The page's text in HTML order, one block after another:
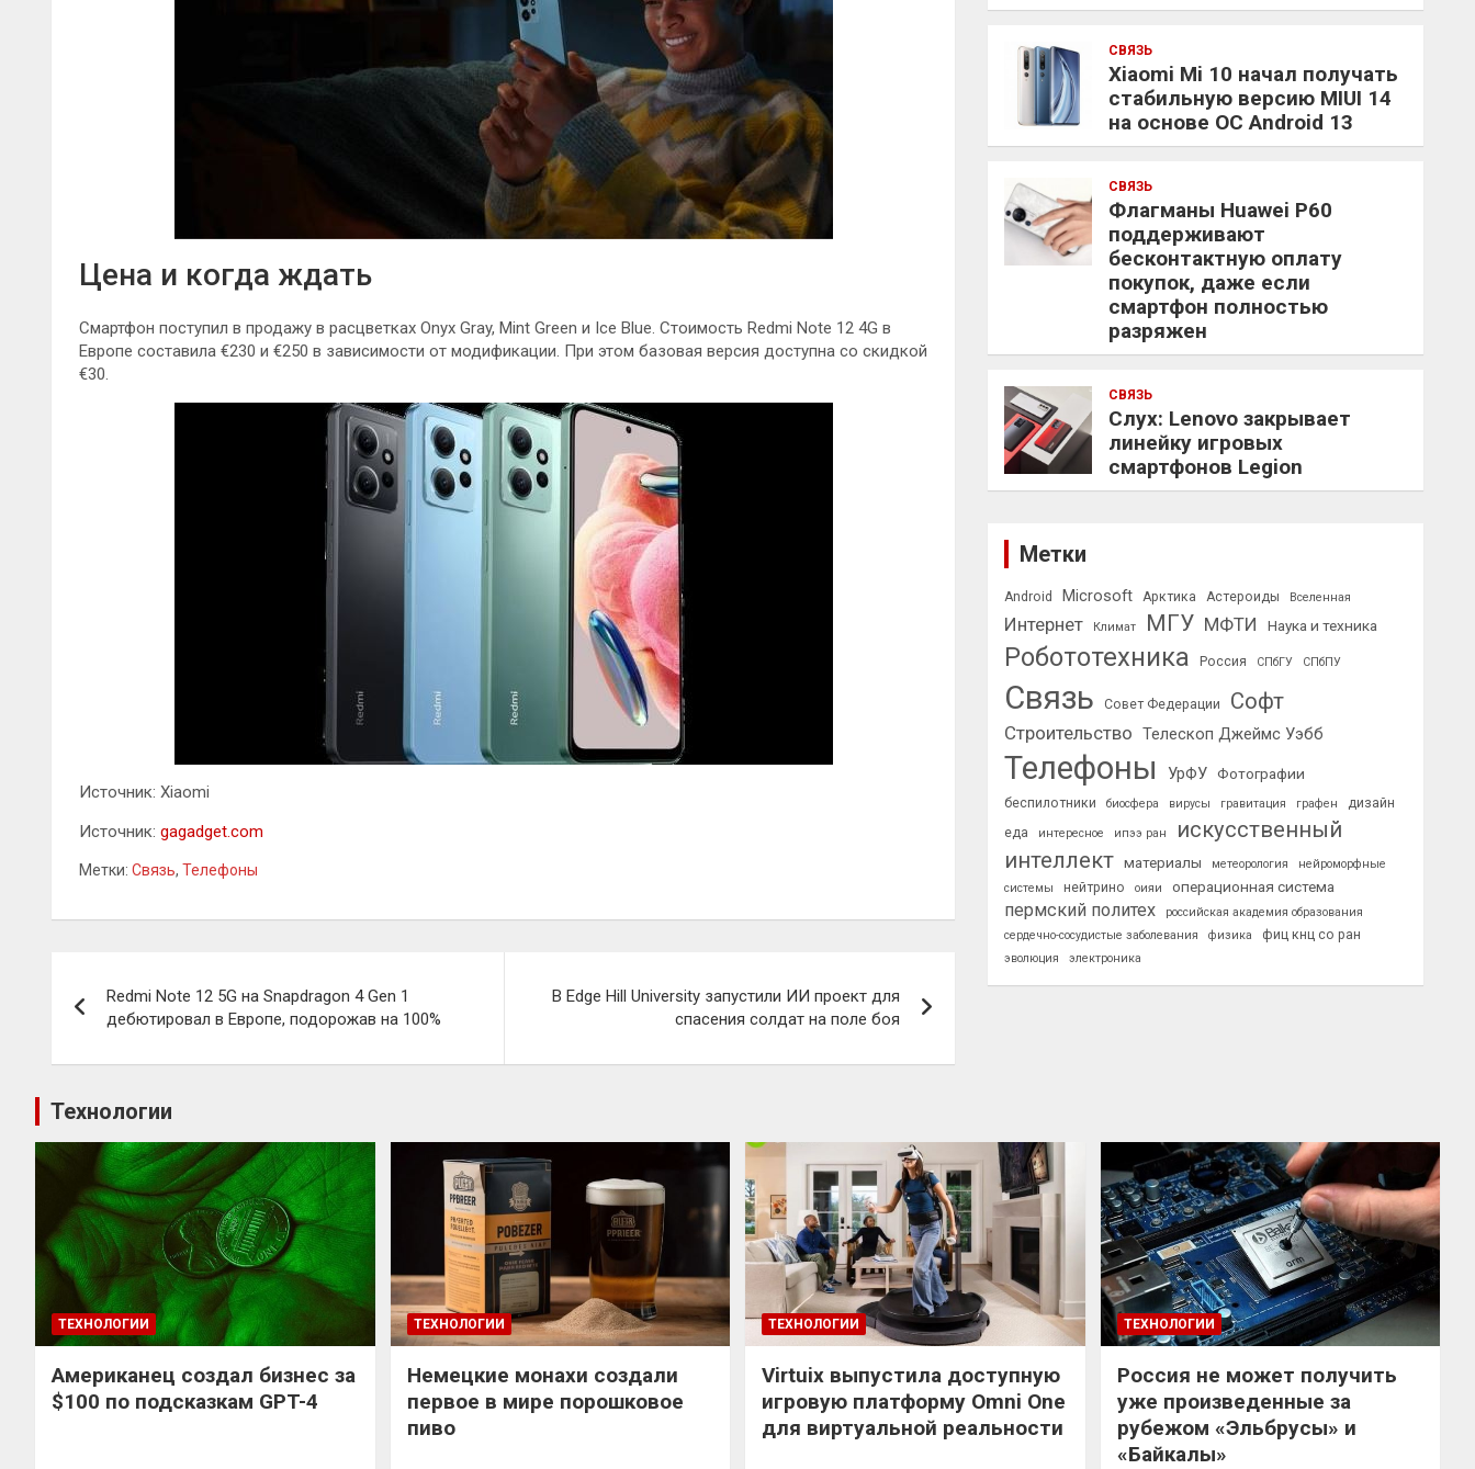
Цена и когда ждать
Смартфон поступил в продажу в расцветках Onyx Gray, Mint Green и Ice Blue. Стоимость Redmi Note 12 4G в
Европе составила €230 и €250 в зависимости от модификации. При этом базовая версия доступна со скидкой
€30.
Источник: Xiaomi
Источник: gagadget.com
Метки: Связь, Телефоны
по
записям
Redmi Note 12 5G на Snapdragon 4 Gen 1
дебютировал в Европе, подорожав на 100%
В Edge Hill University запустили ИИ проект для
спасения солдат на поле боя
СВЯЗЬ
Xiaomi Mi 10 начал получать
стабильную версию MIUI 14
на основе ОС Android 13
СВЯЗЬ
Флагманы Huawei P60
поддерживают
бесконтактную оплату
покупок, даже если
смартфон полностью
разряжен
СВЯЗЬ
Слух: Lenovo закрывает
линейку игровых
смартфонов Legion
Метки
Android Microsoft Арктика Астероиды Вселенная
Интернет Климат МГУ МФТИ Наука и техника
Робототехника Россия СПбГУ СПбПУ
Связь Совет Федерации Софт
Строительство Телескоп Джеймс Уэбб
Телефоны УрФУ Фотографии
беспилотники биосфера вирусы гравитация графен
дизайн
еда
интересное ипээ ран
искусственный
интеллект материалы метеорология
нейроморфные
системы
нейтрино оияи операционная система
пермский политех
российская академия образования
сердечно-сосудистые заболевания
физика фиц кнц со ран
эволюция электроника
Технологии
ТЕХНОЛОГИИ
Американец создал бизнес за
$100 по подсказкам GPT-4
ТЕХНОЛОГИИ
Немецкие монахи создали
первое в мире порошковое
пиво
ТЕХНОЛОГИИ
Virtuix выпустила доступную
игровую платформу Omni One
для виртуальной реальности
ТЕХНОЛОГИИ
Россия не может получить
уже произведенные за
рубежом «Эльбрусы» и
«Байкалы»